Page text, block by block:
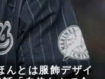
とは服飾デザイ